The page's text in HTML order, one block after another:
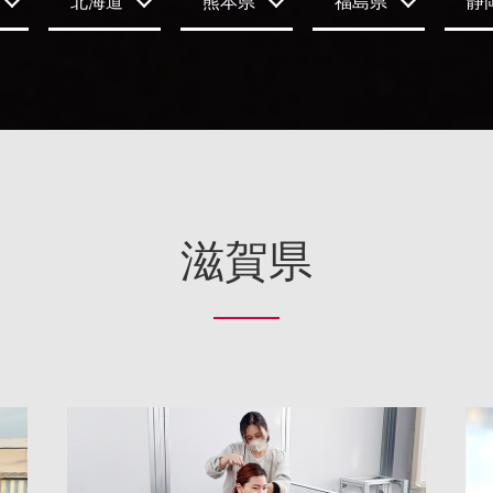
滋賀県